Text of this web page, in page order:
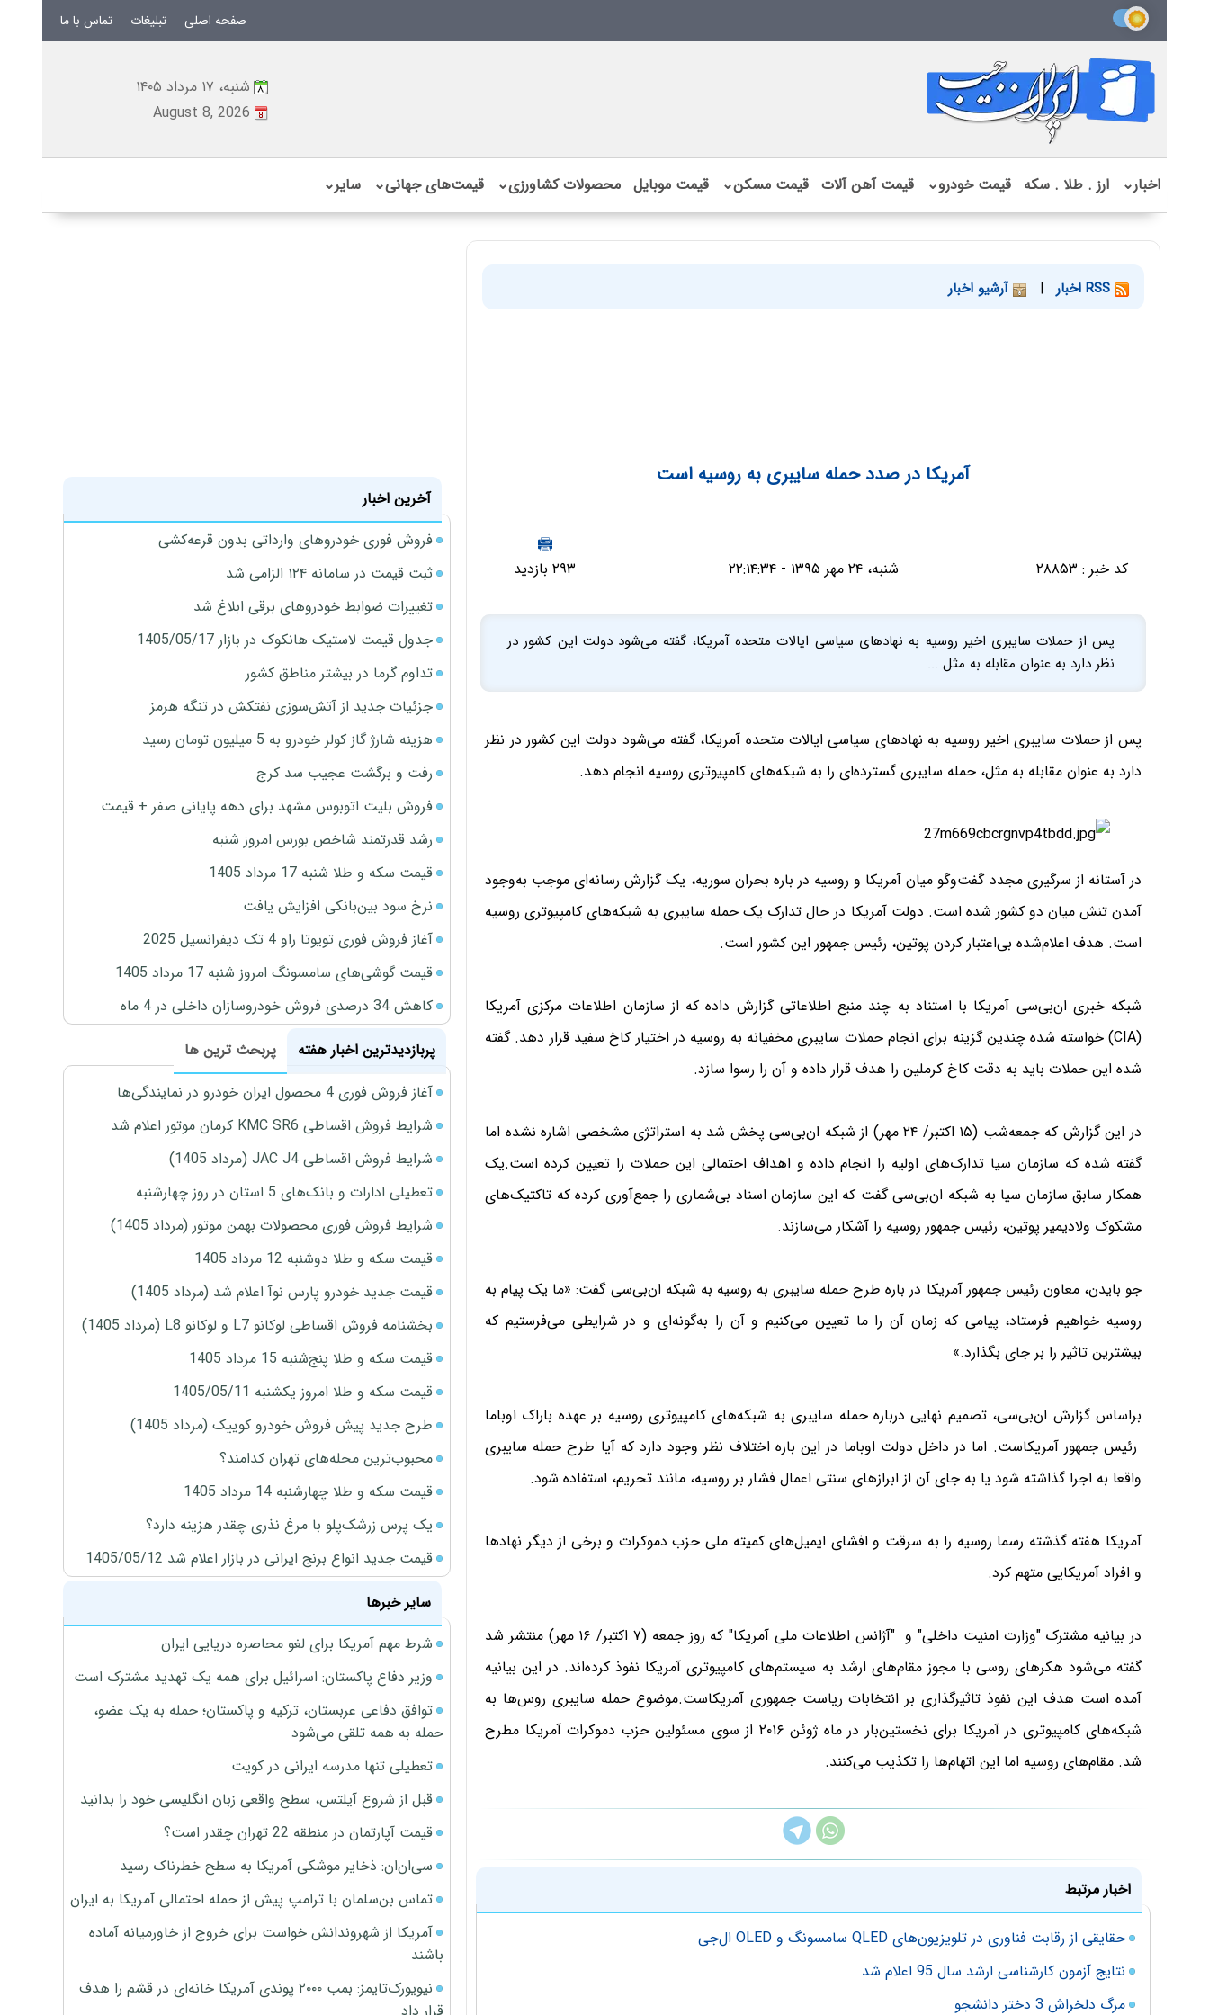
صفحه اصلی تبلیغات تماس با ما
شنبه، ۱۷ مرداد ۱۴۰۵
August 8, 2026
اخبار⌄ ارز . طلا . سکه قیمت خودرو⌄ قیمت آهن آلات قیمت مسکن⌄ قیمت موبایل محصولات کشاورزی⌄ قیمت‌های جهانی⌄ سایر⌄
| آرشیو اخبار
آمریکا در صدد حمله سایبری به روسیه است
کد خبر : ۲۸۸۵۳ شنبه، ۲۴ مهر ۱۳۹۵ - ۲۲:۱۴:۳۴ ۲۹۳ بازدید
پس از حملات سایبری اخیر روسیه به نهادهای سیاسی ایالات متحده آمریکا، گفته می‌شود دولت این کشور در
نظر دارد به عنوان مقابله به مثل ...
پس از حملات سایبری اخیر روسیه به نهادهای سیاسی ایالات متحده آمریکا، گفته می‌شود دولت این کشور در نظر
دارد به عنوان مقابله به مثل، حمله سایبری گسترده‌ای را به شبکه‌های کامپیوتری روسیه انجام دهد.
در آستانه از سرگیری مجدد گفت‌وگو میان آمریکا و روسیه در باره بحران سوریه، یک گزارش رسانه‌ای موجب به‌وجود
آمدن تنش میان دو کشور شده است. دولت آمریکا در حال تدارک یک حمله سایبری به شبکه‌های کامپیوتری روسیه
است. هدف اعلام‌شده بی‌اعتبار کردن پوتین، رئيس جمهور این کشور است.
شبکه خبری ان‌بی‌سی آمریکا با استناد به چند منبع اطلاعاتی گزارش داده که از سازمان اطلاعات مرکزی آمریکا
(CIA) خواسته شده چندین گزینه برای انجام حملات سایبری مخفیانه به روسیه در اختیار کاخ سفید قرار دهد. گفته
شده این حملات باید به دقت کاخ کرملین را هدف قرار داده و آن را رسوا سازد.
در این گزارش که جمعه‌شب (۱۵ اکتبر/ ۲۴ مهر) از شبکه ان‌بی‌سی پخش شد به استراتژی مشخصی اشاره نشده اما
گفته شده که سازمان سیا تدارک‌های اولیه را انجام داده و اهداف احتمالی این حملات را تعیین کرده است.یک
همکار سابق سازمان سیا به شبکه ان‌بی‌سی گفت که این سازمان اسناد بی‌شماری را جمع‌آوری کرده که تاکتیک‌های
مشکوک ولادیمیر پوتین، رئیس جمهور روسیه را آشکار می‌سازند.
جو بایدن، معاون رئیس جمهور آمریکا در باره طرح حمله سایبری به روسیه به شبکه ان‌بی‌سی گفت: «ما یک پیام به
روسیه خواهیم فرستاد، پیامی که زمان آن را ما تعیین می‌کنیم و آن را به‌گونه‌ای و در شرایطی می‌فرستیم که
بیشترین تاثیر را بر جای بگذارد.»
براساس گزارش ان‌بی‌سی، تصمیم نهایی درباره حمله سایبری به شبکه‌های کامپیوتری روسیه بر عهده باراک اوباما
رئیس جمهور آمریکاست. اما در داخل دولت اوباما در این باره اختلاف نظر وجود دارد که آیا طرح حمله سایبری
واقعا به اجرا گذاشته شود یا به جای آن از ابرازهای سنتی اعمال فشار بر روسیه، مانند تحریم، استفاده شود.
آمریکا هفته گذشته رسما روسیه را به سرقت و افشای ایمیل‌های کمیته ملی حزب دموکرات و برخی از دیگر نهادها
و افراد آمریکایی متهم کرد.
در بیانیه مشترک "وزارت امنیت داخلی" و "آژانس اطلاعات ملی آمریکا" که روز جمعه (۷ اکتبر/ ۱۶ مهر) منتشر شد
گفته می‌شود هکرهای روسی با مجوز مقام‌های ارشد به سیستم‌های کامپیوتری آمریکا نفوذ کرده‌اند. در این بیانیه
آمده است هدف این نفوذ تاثیرگذاری بر انتخابات ریاست جمهوری آمریکاست.موضوع حمله سایبری روس‌ها به
شبکه‌های کامپیوتری در آمریکا برای نخستین‌بار در ماه ژوئن ۲۰۱۶ از سوی مسئولین حزب دموکرات آمریکا مطرح
شد. مقام‌های روسیه اما این اتهام‌ها را تکذیب می‌‌کنند.
اخبار مرتبط
حقایقی از رقابت فناوری در تلویزیون‌های QLED سامسونگ و OLED ال‌جی
نتایج آزمون کارشناسی ارشد سال 95 اعلام شد
مرگ دلخراش 3 دختر دانشجو
آخرین اخبار
فروش فوری خودروهای وارداتی بدون قرعه‌کشی
ثبت قیمت در سامانه ۱۲۴ الزامی شد
تغییرات ضوابط خودروهای برقی ابلاغ شد
جدول قیمت لاستیک هانکوک در بازار 1405/05/17
تداوم گرما در بیشتر مناطق کشور
جزئیات جدید از آتش‌سوزی نفتکش در تنگه هرمز
هزینه شارژ گاز کولر خودرو به 5 میلیون تومان رسید
رفت و برگشت عجیب سد کرج
فروش بلیت اتوبوس مشهد برای دهه پایانی صفر + قیمت
رشد قدرتمند شاخص بورس امروز شنبه
قیمت سکه و طلا شنبه 17 مرداد 1405
نرخ سود بین‌بانکی افزایش یافت
آغاز فروش فوری تویوتا راو 4 تک دیفرانسیل 2025
قیمت گوشی‌های سامسونگ امروز شنبه 17 مرداد 1405
کاهش 34 درصدی فروش خودروسازان داخلی در 4 ماه
پربازدیدترین اخبار هفته
پربحث ترین ها
آغاز فروش فوری 4 محصول ایران خودرو در نمایندگی‌ها
شرایط فروش اقساطی KMC SR6 کرمان موتور اعلام شد
شرایط فروش اقساطی JAC J4 (مرداد 1405)
تعطیلی ادارات و بانک‌های 5 استان در روز چهارشنبه
شرایط فروش فوری محصولات بهمن موتور (مرداد 1405)
قیمت سکه و طلا دوشنبه 12 مرداد 1405
قیمت جدید خودرو پارس نوآ اعلام شد (مرداد 1405)
بخشنامه فروش اقساطی لوکانو L7 و لوکانو L8 (مرداد 1405)
قیمت سکه و طلا پنج‌شنبه 15 مرداد 1405
قیمت سکه و طلا امروز یکشنبه 1405/05/11
طرح جدید پیش فروش خودرو کوییک (مرداد 1405)
محبوب‌ترین محله‌های تهران کدامند؟
قیمت سکه و طلا چهارشنبه 14 مرداد 1405
یک پرس زرشک‌پلو با مرغ نذری چقدر هزینه دارد؟
قیمت جدید انواع برنج ایرانی در بازار اعلام شد 1405/05/12
سایر خبرها
شرط مهم آمریکا برای لغو محاصره دریایی ایران
وزیر دفاع پاکستان: اسرائیل برای همه یک تهدید مشترک است
توافق دفاعی عربستان، ترکیه و پاکستان؛ حمله به یک عضو،
حمله به همه تلقی می‌شود
تعطیلی تنها مدرسه ایرانی در کویت
قبل از شروع آیلتس، سطح واقعی زبان انگلیسی خود را بدانید
قیمت آپارتمان در منطقه 22 تهران چقدر است؟
سی‌ان‌ان: ذخایر موشکی آمریکا به سطح خطرناک رسید
تماس بن‌سلمان با ترامپ پیش از حمله احتمالی آمریکا به ایران
آمریکا از شهروندانش خواست برای خروج از خاورمیانه آماده
باشند
نیویورک‌تایمز: بمب ۲۰۰۰ پوندی آمریکا خانه‌ای در قشم را هدف